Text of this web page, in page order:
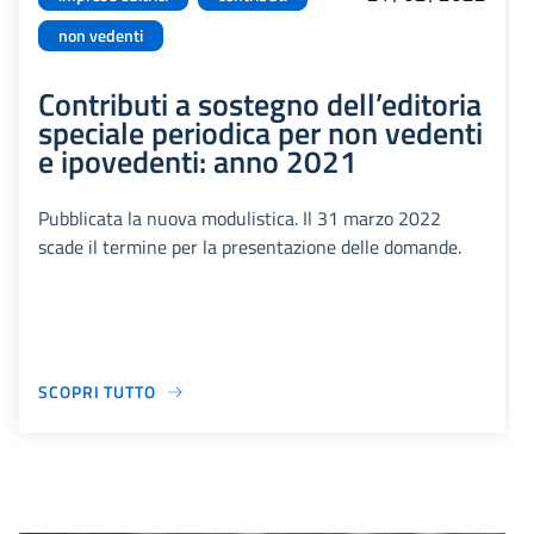
non vedenti
Contributi a sostegno dell’editoria
speciale periodica per non vedenti
e ipovedenti: anno 2021
Pubblicata la nuova modulistica. Il 31 marzo 2022
scade il termine per la presentazione delle domande.
SCOPRI TUTTO